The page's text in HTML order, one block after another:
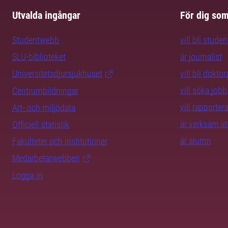
Utvalda ingångar
Studentwebb
SLU-biblioteket
Universitetsdjursjukhuset
Centrumbildningar
Art- och miljödata
Officiell statistik
Fakulteter och institutioner
Medarbetarwebben
Logga in
För dig
vill bli
är journalist
vill bli
vill söka jobb
vill
är verksam
är alumn